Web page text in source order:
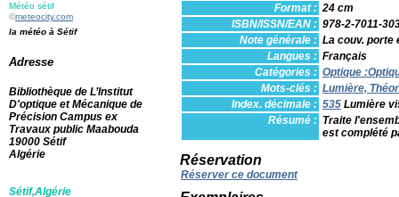
Format : 24 cm
ISBN/ISSN/EAN : 978-2-7011-
Note générale : La couv. porte
Langues : Français
Catégories : Optique :
Mots-clés : Lumière,
Index. décimale : 535 Lumière
Résumé : Traite
est complété
Réservation
Réserver ce document
Météo sétif
©meteocity.com
la météo à Sétif
Adresse
Bibliothèque de L’Institut
D'optique et Mécanique de
Précision Campus ex
Travaux public Maabouda
19000 Sétif
Algérie
Sétif,Algérie